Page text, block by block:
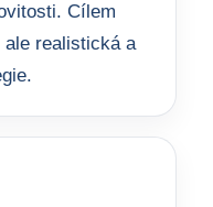
Cílem
ale realistická a